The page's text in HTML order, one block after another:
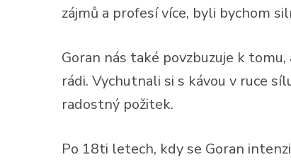
zájmů a profesí více, byli bychom
Goran nás také povzbuzuje k
rádi. Vychutnali si s kávou v ruce
radostný požitek.
Po 18ti letech, kdy se Goran